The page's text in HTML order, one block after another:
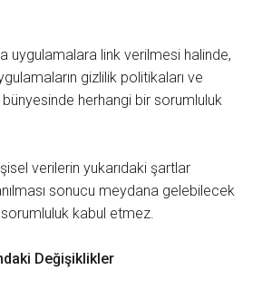
uygulamalara link verilmesi halinde,
gizlilik politikaları ve
herhangi bir sorumluluk
verilerin yukarıdaki şartlar
sonucu meydana gelebilecek
kabul etmez.
Değişiklikler